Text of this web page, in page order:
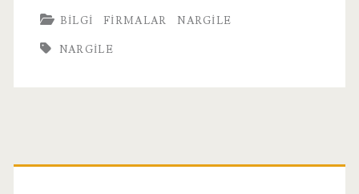
BILGI FIRMALAR NARGILE
NARGILE
Birincil